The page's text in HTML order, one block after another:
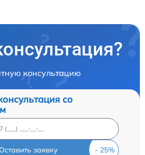
консультацию
со
Оставить заявку